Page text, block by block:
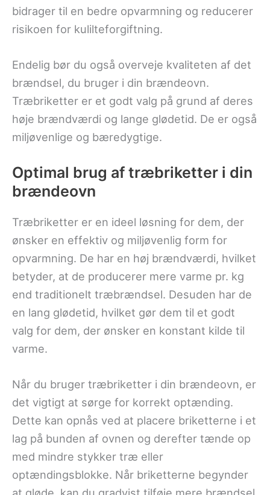
bidrager til en bedre opvarmning og reducerer
risikoen for kulilteforgiftning.
Endelig bør du også overveje kvaliteten af det
brændsel, du bruger i din brændeovn.
Træbriketter er et godt valg på grund af deres
høje brændværdi og lange glødetid. De er også
miljøvenlige og bæredygtige.
Optimal brug af træbriketter i din
brændeovn
Træbriketter er en ideel løsning for dem, der
ønsker en effektiv og miljøvenlig form for
opvarmning. De har en høj brændværdi, hvilket
betyder, at de producerer mere varme pr. kg
end traditionelt træbrændsel. Desuden har de
en lang glødetid, hvilket gør dem til et godt
valg for dem, der ønsker en konstant kilde til
varme.
Når du bruger træbriketter i din brændeovn, er
det vigtigt at sørge for korrekt optænding.
Dette kan opnås ved at placere briketterne i et
lag på bunden af ovnen og derefter tænde op
med mindre stykker træ eller
optændingsblokke. Når briketterne begynder